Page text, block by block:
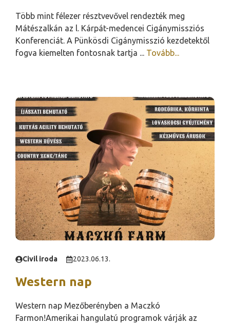
Több mint félezer résztvevővel rendezték meg
Mátészalkán az l. Kárpát-medencei Cigánymissziós
Konferenciát. A Pünkösdi Cigánymisszió kezdetektől
fogva kiemelten fontosnak tartja ... Tovább...
Civil iroda 2023.06.13.
Western nap
Western nap Mezőberényben a Maczkó
Farmon!Amerikai hangulatú programok várják az